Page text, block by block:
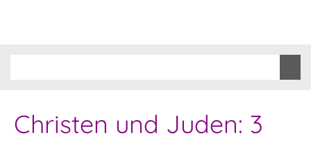
Christen und Juden: 3